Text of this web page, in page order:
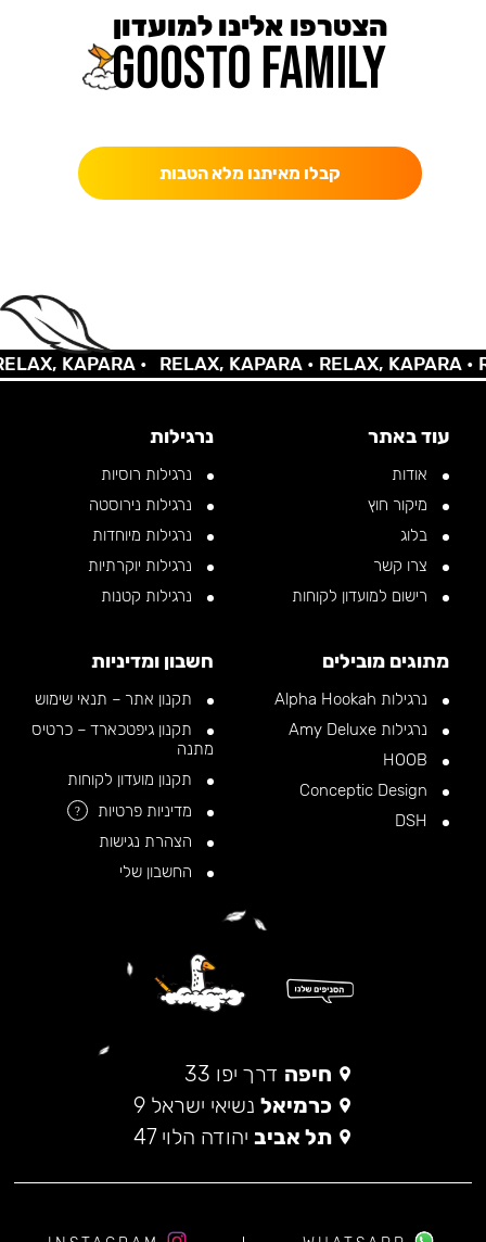
הצטרפו אלינו למועדון
קבלו מאיתנו מלא הטבות
KAPARA • RELAX, KAPARA •RELAX, KAPARA •
עוד באתר
אודות
מיקור חוץ
בלוג
צרו קשר
רישום למועדון לקוחות
נרגילות
נרגילות רוסיות
נרגילות נירוסטה
נרגילות מיוחדות
נרגילות יוקרתיות
נרגילות קטנות
מתוגים מובילים
נרגילות Alpha Hookah
נרגילות Amy Deluxe
חשבון ומדיניות
תקנון אתר – תנאי שימוש
תקנון גיפטכארד – כרטיס
מתנה
תקנון מועדון לקוחות
מדיניות פרטיות
?
הצהרת נגישות
החשבון שלי
חיפה דרך יפו 33
כרמיאל נשיאי ישראל 9
תל אביב יהודה הלוי 47